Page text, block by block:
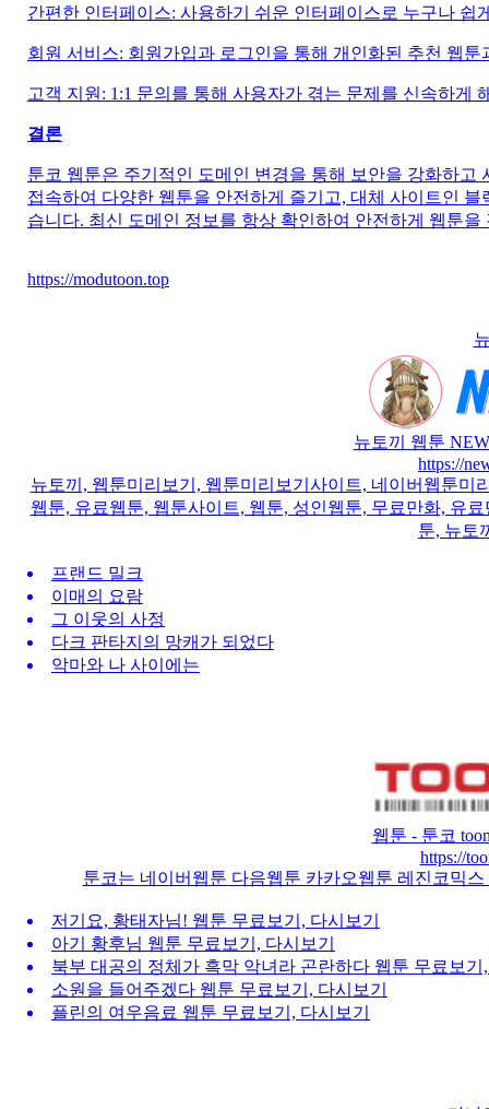
간편한 인터페이스: 사용하기 쉬운 인터페이스로 누구나 쉽
회원 서비스: 회원가입과 로그인을 통해 개인화된 추천 웹
고객 지원: 1:1 문의를 통해 사용자가 겪는 문제를 신속하게
결론
툰코 웹툰은 주기적인 도메인 변경을 통해 보안을 강화하
접속하여 다양한 웹툰을 안전하게 즐기고, 대체 사이트인
습니다. 최신 도메인 정보를 항상 확인하여 안전하게 웹툰을
https://modutoon.top
뉴토끼 웹툰
https://
뉴토끼, 웹툰미리보기, 웹툰미리보기사이트, 네이버웹툰미
웹툰, 유료웹툰, 웹툰사이트, 웹툰, 성인웹툰, 무료만화, 유
툰, 뉴토
프랜드 밀크
이매의 요람
그 이웃의 사정
다크 판타지의 망캐가 되었다
악마와 나 사이에는
웹툰 - 툰코
https://
툰코는 네이버웹툰 다음웹툰 카카오웹툰 레진코믹
저기요, 황태자님! 웹툰 무료보기, 다시보기
아기 황후님 웹툰 무료보기, 다시보기
북부 대공의 정체가 흑막 악녀라 곤란하다 웹툰 무료보기
소원을 들어주겠다 웹툰 무료보기, 다시보기
플린의 여우음료 웹툰 무료보기, 다시보기